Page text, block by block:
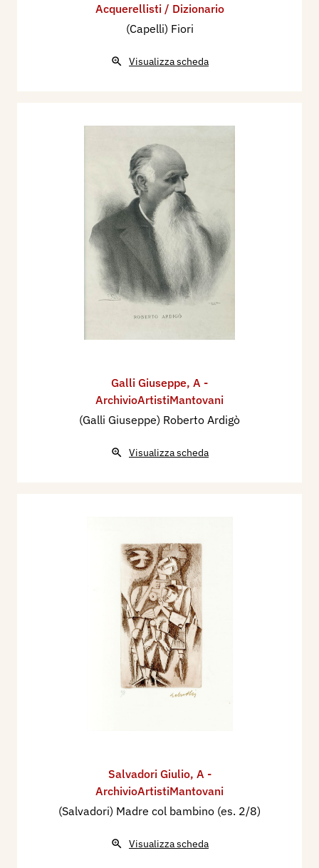
Acquerellisti / Dizionario
(Capelli) Fiori
Visualizza scheda
Galli Giuseppe, A -
ArchivioArtistiMantovani
(Galli Giuseppe) Roberto Ardigò
Visualizza scheda
Salvadori Giulio, A -
ArchivioArtistiMantovani
(Salvadori) Madre col bambino (es. 2/8)
Visualizza scheda